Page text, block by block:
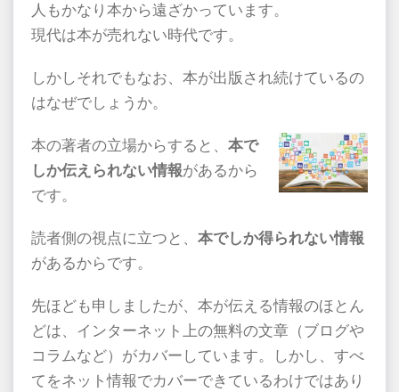
人もかなり本から遠ざかっています。
現代は本が売れない時代です。
しかしそれでもなお、本が出版され続けているの
はなぜでしょうか。
本の著者の立場からすると、 本で
しか伝えられない情報があるから
です。
読者側の視点に立つと、 本でしか得られない情報
があるからです。
先ほども申しましたが、本が伝える情報のほとん
どは、インターネット上の無料の文章（ブログや
コラムなど）がカバーしています。しかし、すべ
てをネット情報でカバーできているわけではあり